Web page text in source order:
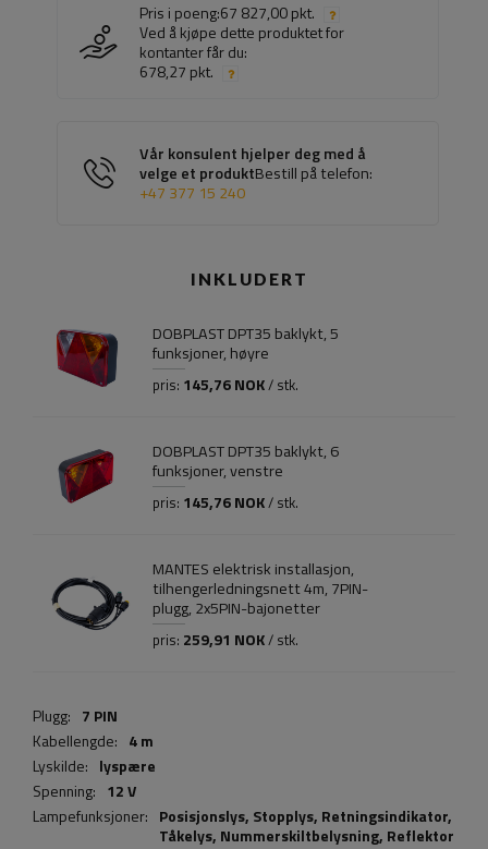
Pris i poeng:67 827,00 pkt.
Ved å kjøpe dette produktet for
kontanter får du:
678,27 pkt.
Vår konsulent hjelper deg med å
velge et produktBestill på telefon:
+47 377 15 240
INKLUDERT
DOBPLAST DPT35 baklykt, 5
funksjoner, høyre
pris: 145,76 NOK/ stk.
DOBPLAST DPT35 baklykt, 6
funksjoner, venstre
pris: 145,76 NOK/ stk.
MANTES elektrisk installasjon,
tilhengerledningsnett 4m, 7PIN-
plugg, 2x5PIN-bajonetter
pris: 259,91 NOK/ stk.
Plugg: 7 PIN
Kabellengde: 4 m
Lyskilde: lyspære
Spenning: 12 V
Lampefunksjoner: Posisjonslys, Stopplys, Retningsindikator,
Tåkelys, Nummerskiltbelysning, Reflektor